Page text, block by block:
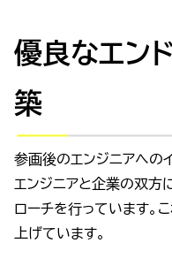
優良なエン
築
参画後のエンジニアへの
エンジニアと企業の双方
ローチを行っています。
上げています。